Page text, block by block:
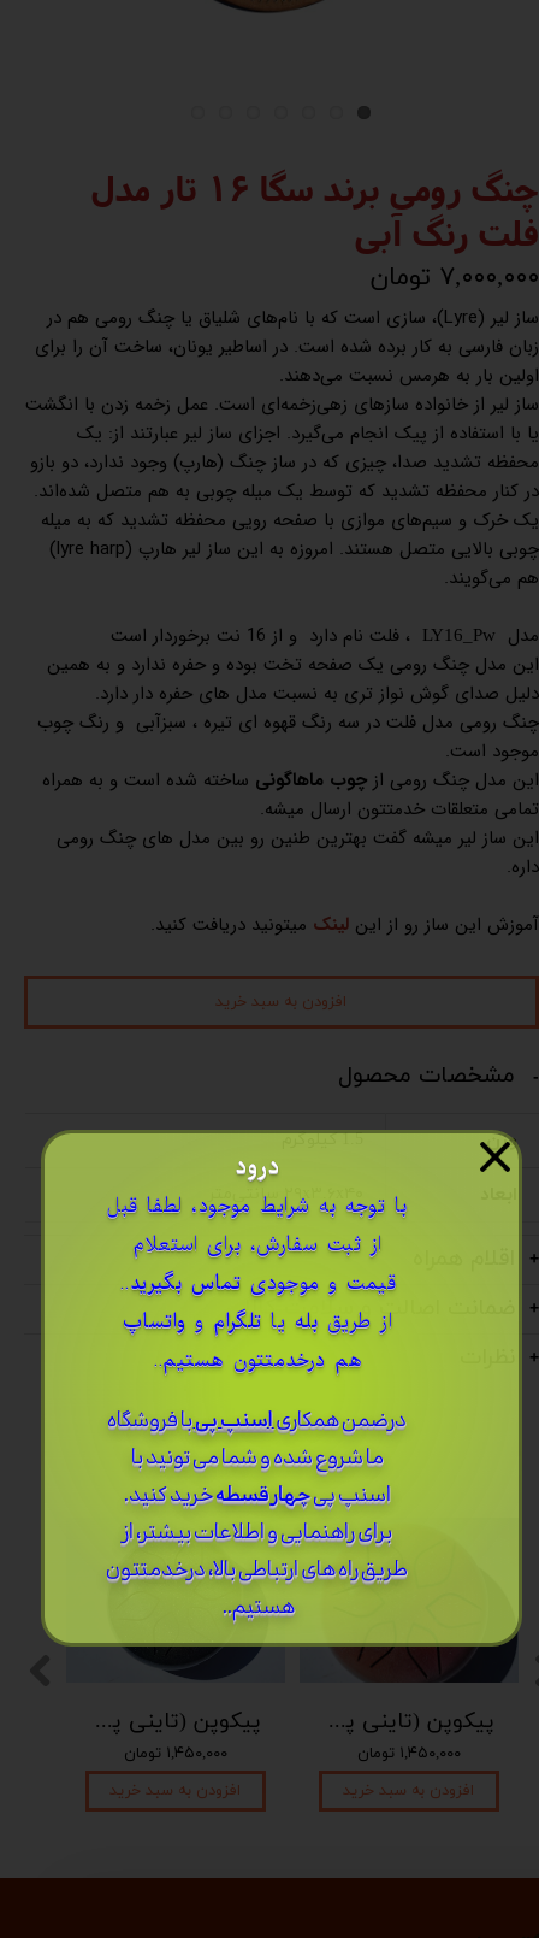
چنگ رومی برند سگا 16 تار مدل
فلت رنگ آبی
۷,۰۰۰,۰۰۰ تومان
ساز لیر (Lyre)، سازی است که با نام‌های شلیاق یا چنگ رومی هم در
زبان فارسی به کار برده شده است. در اساطیر یونان، ساخت آن را برای
اولین بار به هرمس نسبت می‌دهند.
ساز لیر از خانواده سازهای زهی‌زخمه‌ای است. عمل زخمه زدن با انگشت
یا با استفاده از پیک انجام می‌گیرد. اجزای ساز لیر عبارتند از: یک
محفظه تشدید صدا، چیزی که در ساز چنگ (هارپ) وجود ندارد، دو بازو
در کنار محفظه تشدید که توسط یک میله چوبی به هم متصل شده‌اند.
یک خرک و سیم‌های موازی با صفحه رویی محفظه تشدید که به میله
چوبی بالایی متصل هستند. امروزه به این ساز لیر هارپ (lyre harp)
هم می‌گویند.
مدل
LY16_Pw
، فلت نام دارد و از 16 نت برخوردار است
این مدل چنگ رومی یک صفحه تخت بوده و حفره ندارد و به همین
دلیل صدای گوش نواز تری به نسبت مدل های حفره دار دارد.
چنگ رومی مدل فلت در سه رنگ قهوه ای تیره ، سبزآبی و رنگ چوب
موجود است.
این مدل چنگ رومی ازچوب ماهاگونی ساخته شده است و به همراه
تمامی متعلقات خدمتتون ارسال میشه.
این ساز لیر میشه گفت بهترین طنین رو بین مدل های چنگ رومی
داره.
آموزش این ساز رو از اینلینک میتونید دریافت کنید.
افزودن به سبد خرید
مشخصات محصول
وزن 1.5 کیلوگرم
۲۹x۳.۶x۴۰ سانتی‌متر
ضمانت اصالت و سلامت کالا
پیکوپن (تاینی پن) 6 نت برند دلکو
۱,۴۵۰,۰۰۰ تومان
افزودن به سبد خرید
پیکوپن (تاینی پن) 6 نت برند دلکو
۱,۴۵۰,۰۰۰ تومان
افزودن به سبد خرید
درود
​با توجه به شرایط موجود، لطفا قبل
از ثبت سفارش، برای استعلام
قیمت و موجودی تماس بگیرید..
از طریق بله یا تلگرام و واتساپ
هم درخدمتتون هستیم..
درضمن ​همکاریاسنپ پیبا فروشگاه
ما شروع شده و شما می تونید با
اسنپ پیچهار قسطهخرید کنید.
برای راهنمایی و اطلاعات بیشتر، از
طریق راه های ارتباطی بالا، درخدمتتون
هستیم..